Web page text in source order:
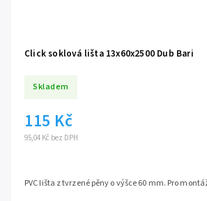
Click soklová lišta 13x60x2500 Dub Bari
Skladem
95,04 Kč bez DPH
115 Kč
PVC lišta z tvrzené pěny o výšce 60 mm. Pro